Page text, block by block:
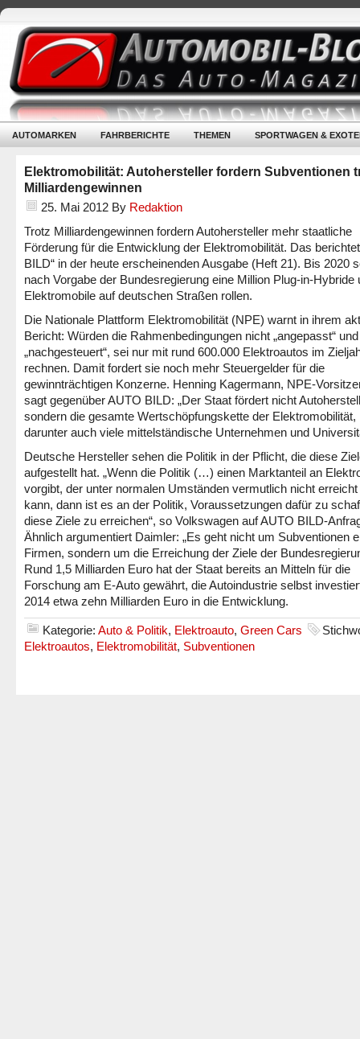
AUTOMARKEN FAHRBERICHTE THEMEN SPORTWAGEN &
Elektromobilität: Autohersteller fordern Subventionen
Milliardengewinnen
25. Mai 2012 By Redaktion
Trotz Milliardengewinnen fordern Autohersteller mehr staatliche
Förderung für die Entwicklung der Elektromobilität. Das
BILD“ in der heute erscheinenden Ausgabe (Heft 21). Bis 2020
nach Vorgabe der Bundesregierung eine Million Plug-in-Hybride
Elektromobile auf deutschen Straßen rollen.
Die Nationale Plattform Elektromobilität (NPE) warnt in ihrem
Bericht: Würden die Rahmenbedingungen nicht „angepasst“ und
„nachgesteuert“, sei nur mit rund 600.000 Elektroautos im
rechnen. Damit fordert sie noch mehr Steuergelder für die
gewinnträchtigen Konzerne. Henning Kagermann, NPE-
sagt gegenüber AUTO BILD: „Der Staat fördert nicht
sondern die gesamte Wertschöpfungskette der Elektromobilität,
darunter auch viele mittelständische Unternehmen und
Deutsche Hersteller sehen die Politik in der Pflicht, die diese
aufgestellt hat. „Wenn die Politik (…) einen Marktanteil an
vorgibt, der unter normalen Umständen vermutlich nicht
kann, dann ist es an der Politik, Voraussetzungen dafür zu
diese Ziele zu erreichen“, so Volkswagen auf AUTO BILD-
Ähnlich argumentiert Daimler: „Es geht nicht um Subventionen
Firmen, sondern um die Erreichung der Ziele der
Rund 1,5 Milliarden Euro hat der Staat bereits an Mitteln für die
Forschung am E-Auto gewährt, die Autoindustrie selbst
2014 etwa zehn Milliarden Euro in die Entwicklung.
Kategorie: Auto & Politik, Elektroauto, Green Cars
Elektroautos, Elektromobilität, Subventionen